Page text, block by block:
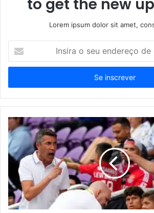
to get the new
Lorem ipsum dolor sit amet,
seu
de
email